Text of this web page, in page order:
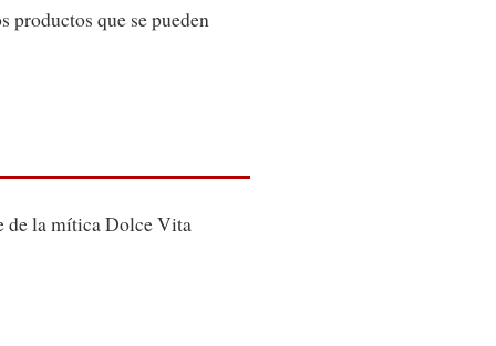
productos que se pueden
de la mítica Dolce Vita